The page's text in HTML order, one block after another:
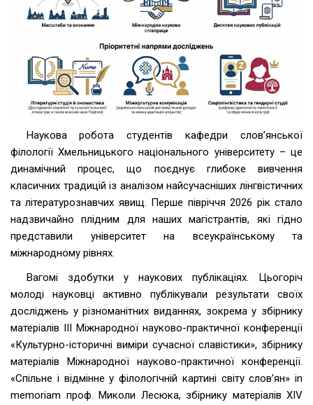
Наукова робота студентів кафедри слов’янської
філології Хмельницького національного університету – це
динамічний процес, що поєднує глибоке вивчення
класичних традицій із аналізом найсучасніших лінгвістичних
та літературознавчих явищ. Перше півріччя 2026 рік стало
надзвичайно плідним для наших магістрантів, які гідно
представили університет на всеукраїнському та
міжнародному рівнях.
Вагомі здобутки у наукових публікаціях. Цьогоріч
молоді науковці активно публікували результати своїх
досліджень у різноманітних виданнях, зокрема у збірнику
матеріалів ІІІ Міжнародної науково-практичної конференції
«Культурно-історичні виміри сучасної славістики», збірнику
матеріалів Міжнародної науково-практичної конференції.
«Спільне і відмінне у філологічній картині світу слов’ян» in
memoriam проф. Миколи Лесюка, збірнику матеріалів ХІV